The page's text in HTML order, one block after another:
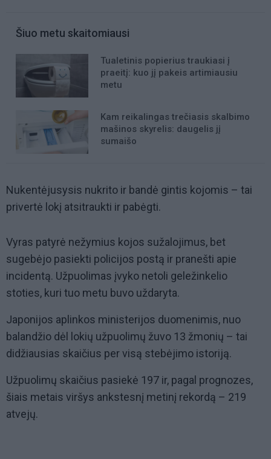
Šiuo metu skaitomiausi
Tualetinis popierius traukiasi į
praeitį: kuo jį pakeis artimiausiu
metu
Kam reikalingas trečiasis skalbimo
mašinos skyrelis: daugelis jį
sumaišo
Nukentėjusysis nukrito ir bandė gintis kojomis – tai
privertė lokį atsitraukti ir pabėgti.
Vyras patyrė nežymius kojos sužalojimus, bet
sugebėjo pasiekti policijos postą ir pranešti apie
incidentą. Užpuolimas įvyko netoli geležinkelio
stoties, kuri tuo metu buvo uždaryta.
Japonijos aplinkos ministerijos duomenimis, nuo
balandžio dėl lokių užpuolimų žuvo 13 žmonių – tai
didžiausias skaičius per visą stebėjimo istoriją.
Užpuolimų skaičius pasiekė 197 ir, pagal prognozes,
šiais metais viršys ankstesnį metinį rekordą – 219
atvejų.